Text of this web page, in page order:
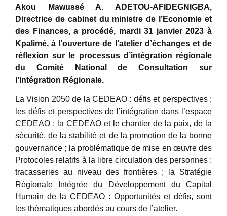
Akou Mawussé A. ADETOU-AFIDEGNIGBA,
Directrice de cabinet du ministre de l’Economie et
des Finances, a procédé, mardi 31 janvier 2023 à
Kpalimé, à l’ouverture de l’atelier d’échanges et de
réflexion sur le processus d’intégration régionale
du Comité National de Consultation sur
l’Intégration Régionale.
La Vision 2050 de la CEDEAO : défis et perspectives ;
les défis et perspectives de l’intégration dans l’espace
CEDEAO ; la CEDEAO et le chantier de la paix, de la
sécurité, de la stabilité et de la promotion de la bonne
gouvernance ; la problématique de mise en œuvre des
Protocoles relatifs à la libre circulation des personnes :
tracasseries au niveau des frontières ; la Stratégie
Régionale Intégrée du Développement du Capital
Humain de la CEDEAO : Opportunités et défis, sont
les thématiques abordés au cours de l’atelier.